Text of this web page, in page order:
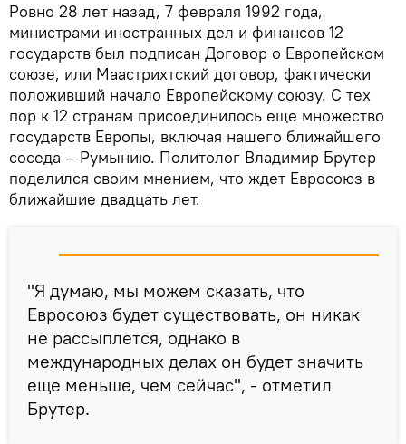
Ровно 28 лет назад, 7 февраля 1992 года,
министрами иностранных дел и финансов 12
государств был подписан Договор о Европейском
союзе, или Маастрихтский договор, фактически
положивший начало Европейскому союзу. С тех
пор к 12 странам присоединилось еще множество
государств Европы, включая нашего ближайшего
соседа – Румынию. Политолог Владимир Брутер
поделился своим мнением, что ждет Евросоюз в
ближайшие двадцать лет.
"Я думаю, мы можем сказать, что
Евросоюз будет существовать, он никак
не рассыплется, однако в
международных делах он будет значить
еще меньше, чем сейчас", - отметил
Брутер.